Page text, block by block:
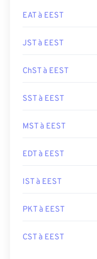
EAT à EEST
JST à EEST
ChST à EEST
SST à EEST
MST à EEST
EDT à EEST
IST à EEST
PKT à EEST
CST à EEST